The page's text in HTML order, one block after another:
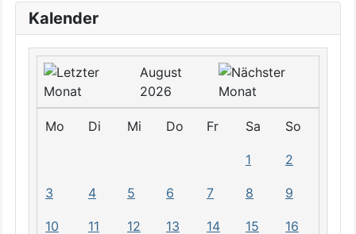
Kalender
August
2026
Mo Di Mi Do Fr Sa So
1 2
3 4 5 6 7 8 9
10 11 12 13 14 15 16